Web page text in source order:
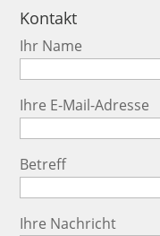
Kontakt
Ihr Name
Ihre E-Mail-Adresse
Betreff
Ihre Nachricht